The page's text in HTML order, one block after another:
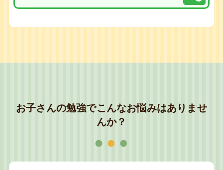
お子さんの勉強でこんなお悩みはありませ
んか？